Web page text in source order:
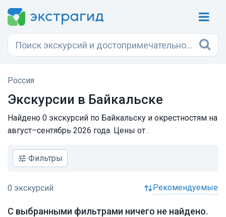
Россия
Экскурсии в Байкальске
Найдено 0 экскурсий по Байкальску и окрестностям на
август–сентябрь 2026 года. Цены от .
Фильтры
рекомендуемые
С выбранными фильтрами ничего не найдено.